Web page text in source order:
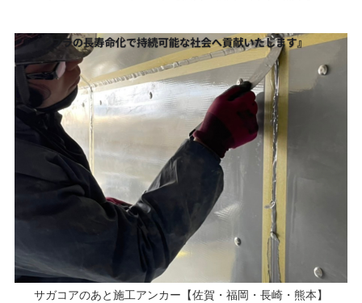
サガコアのあと施工アンカー【佐賀・福岡・長崎・熊本】